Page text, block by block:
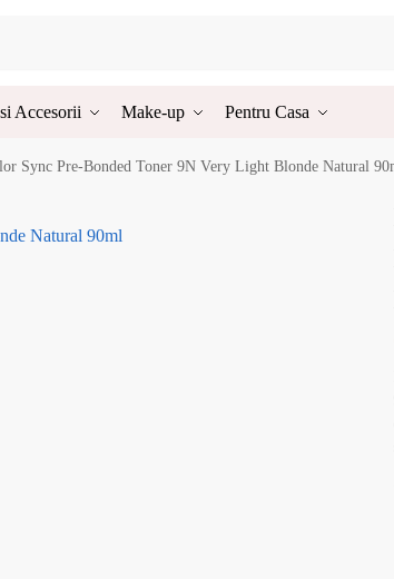
Accesorii Make-up Pentru Casa
Sync Pre-Bonded Toner 9N Very Light Blonde Natural